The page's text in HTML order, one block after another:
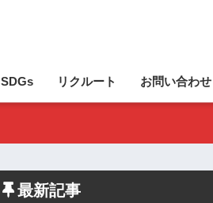
SDGs リクルート お問い合わせ
最新記事